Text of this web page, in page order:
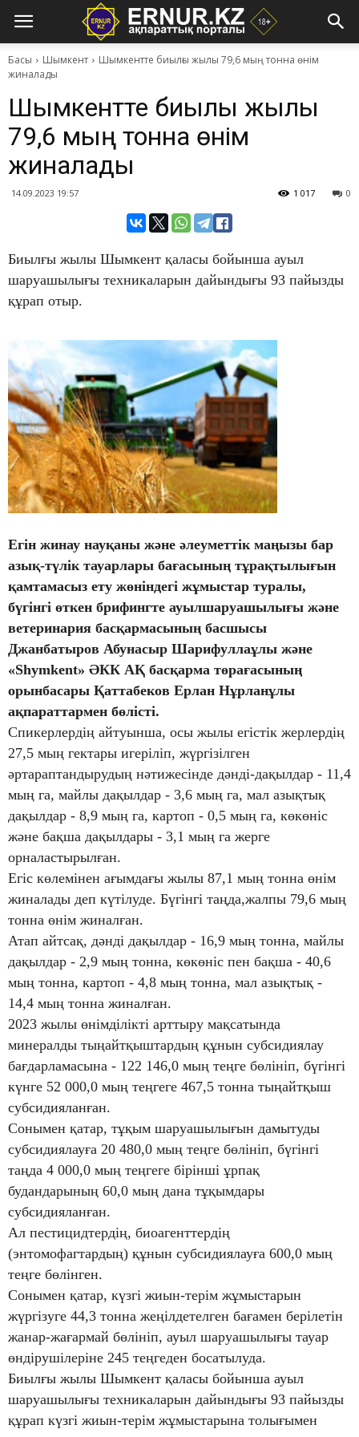
Басы Шымкент
​Шымкентте биылғы жылы 79,6 мың тонна өнім
жиналады
​Шымкентте биылғы жылы
79,6 мың тонна өнім
жиналады
14.09.2023 19:57 0
1 017
Биылғы жылы Шымкент қаласы бойынша ауыл
шаруашылығы техникаларын дайындығы 93 пайызды
құрап отыр.
Егін жинау науқаны және әлеуметтік маңызы бар
азық-түлік тауарлары бағасының тұрақтылығын
қамтамасыз ету жөніндегі жұмыстар туралы,
бүгінгі өткен брифингте ауылшаруашылығы және
ветеринария басқармасының басшысы
Джанбатыров Абунасыр Шарифуллаұлы және
«Shymkent» ӘКК АҚ басқарма төрағасының
орынбасары Қаттабеков Ерлан Нұрланұлы
ақпараттармен бөлісті.
Спикерлердің айтуынша, осы жылы егістік жерлердің
27,5 мың гектары игеріліп, жүргізілген
әртараптандырудың нәтижесінде дәнді-дақылдар - 11,4
мың га, майлы дақылдар - 3,6 мың га, мал азықтық
дақылдар - 8,9 мың га, картоп - 0,5 мың га, көкөніс
және бақша дақылдары - 3,1 мың га жерге
орналастырылған.
Егіс көлемінен ағымдағы жылы 87,1 мың тонна өнім
жиналады деп күтілуде. Бүгінгі таңда,жалпы 79,6 мың
тонна өнім жиналған.
Атап айтсақ, дәнді дақылдар - 16,9 мың тонна, майлы
дақылдар - 2,9 мың тонна, көкөніс пен бақша - 40,6
мың тонна, картоп - 4,8 мың тонна, мал азықтық -
14,4 мың тонна жиналған.
2023 жылы өнімділікті арттыру мақсатында
минералды тыңайтқыштардың құнын субсидиялау
бағдарламасына - 122 146,0 мың теңге бөлініп, бүгінгі
күнге 52 000,0 мың теңгеге 467,5 тонна тыңайтқыш
субсидияланған.
Сонымен қатар, тұқым шаруашылығын дамытуды
субсидиялауға 20 480,0 мың теңге бөлініп, бүгінгі
таңда 4 000,0 мың теңгеге бірінші ұрпақ
будандарының 60,0 мың дана тұқымдары
субсидияланған.
Ал пестицидтердің, биоагенттердiң
(энтомофагтардың) құнын субсидиялауға 600,0 мың
теңге бөлінген.
Сонымен қатар, күзгі жиын-терім жұмыстарын
жүргізуге 44,3 тонна жеңілдетелген бағамен берілетін
жанар-жағармай бөлініп, ауыл шаруашылығы тауар
өндірушілеріне 245 теңгеден босатылуда.
Биылғы жылы Шымкент қаласы бойынша ауыл
шаруашылығы техникаларын дайындығы 93 пайызды
құрап күзгі жиын-терім жұмыстарына толығымен